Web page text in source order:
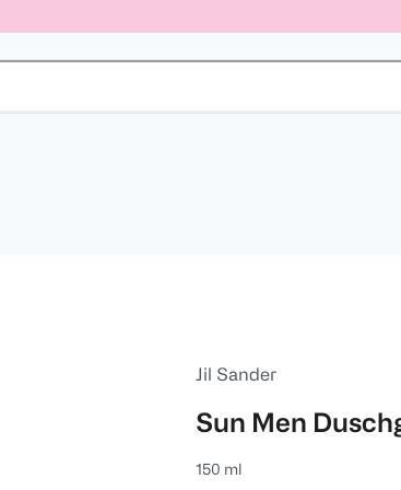
Jil Sander
Sun Men
150 ml